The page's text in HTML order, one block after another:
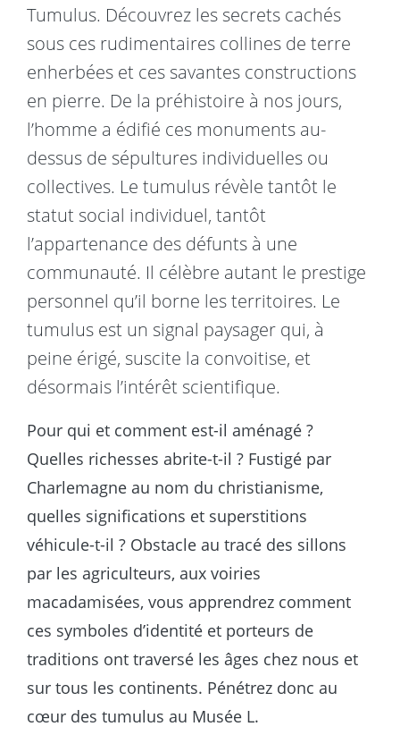
Tumulus. Découvrez les secrets cachés
sous ces rudimentaires collines de terre
enherbées et ces savantes constructions
en pierre. De la préhistoire à nos jours,
l’homme a édifié ces monuments au-
dessus de sépultures individuelles ou
collectives. Le tumulus révèle tantôt le
statut social individuel, tantôt
l’appartenance des défunts à une
communauté. Il célèbre autant le prestige
personnel qu’il borne les territoires. Le
tumulus est un signal paysager qui, à
peine érigé, suscite la convoitise, et
désormais l’intérêt scientifique.
Pour qui et comment est-il aménagé ?
Quelles richesses abrite-t-il ? Fustigé par
Charlemagne au nom du christianisme,
quelles significations et superstitions
véhicule-t-il ? Obstacle au tracé des sillons
par les agriculteurs, aux voiries
macadamisées, vous apprendrez comment
ces symboles d’identité et porteurs de
traditions ont traversé les âges chez nous et
sur tous les continents. Pénétrez donc au
cœur des tumulus au Musée L.